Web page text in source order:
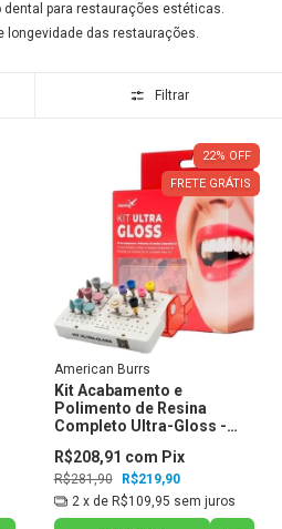
dental para restaurações estéticas.
longevidade das restaurações.
Filtrar
22% OFF
FRETE GRÁTIS
American Burrs
Kit Acabamento e
Polimento de Resina
Completo Ultra-Gloss -
R$281,90 R$219,90
R$208,91 com Pix
2 x de R$109,95 sem juros